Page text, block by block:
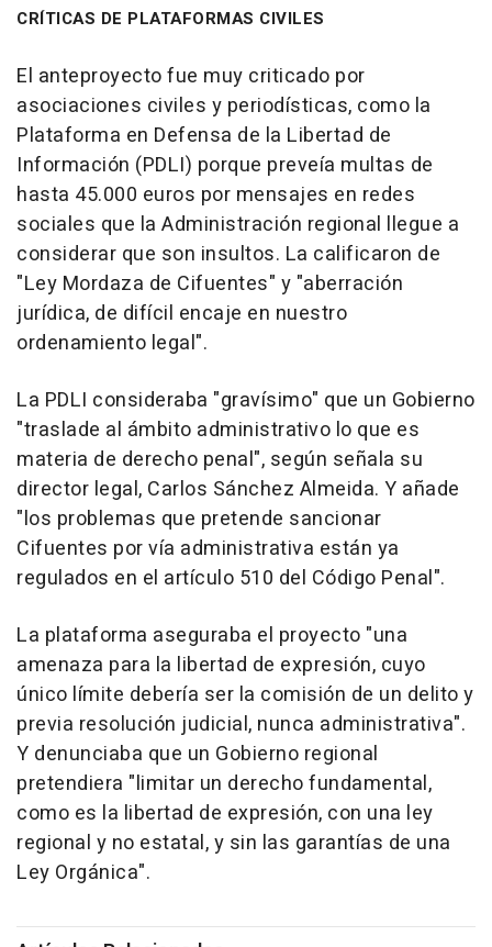
CRÍTICAS DE PLATAFORMAS CIVILES
El anteproyecto fue muy criticado por
asociaciones civiles y periodísticas, como la
Plataforma en Defensa de la Libertad de
Información (PDLI) porque preveía multas de
hasta 45.000 euros por mensajes en redes
sociales que la Administración regional llegue a
considerar que son insultos. La calificaron de
"Ley Mordaza de Cifuentes" y "aberración
jurídica, de difícil encaje en nuestro
ordenamiento legal".
La PDLI consideraba "gravísimo" que un Gobierno
"traslade al ámbito administrativo lo que es
materia de derecho penal", según señala su
director legal, Carlos Sánchez Almeida. Y añade
"los problemas que pretende sancionar
Cifuentes por vía administrativa están ya
regulados en el artículo 510 del Código Penal".
La plataforma aseguraba el proyecto "una
amenaza para la libertad de expresión, cuyo
único límite debería ser la comisión de un delito y
previa resolución judicial, nunca administrativa".
Y denunciaba que un Gobierno regional
pretendiera "limitar un derecho fundamental,
como es la libertad de expresión, con una ley
regional y no estatal, y sin las garantías de una
Ley Orgánica".